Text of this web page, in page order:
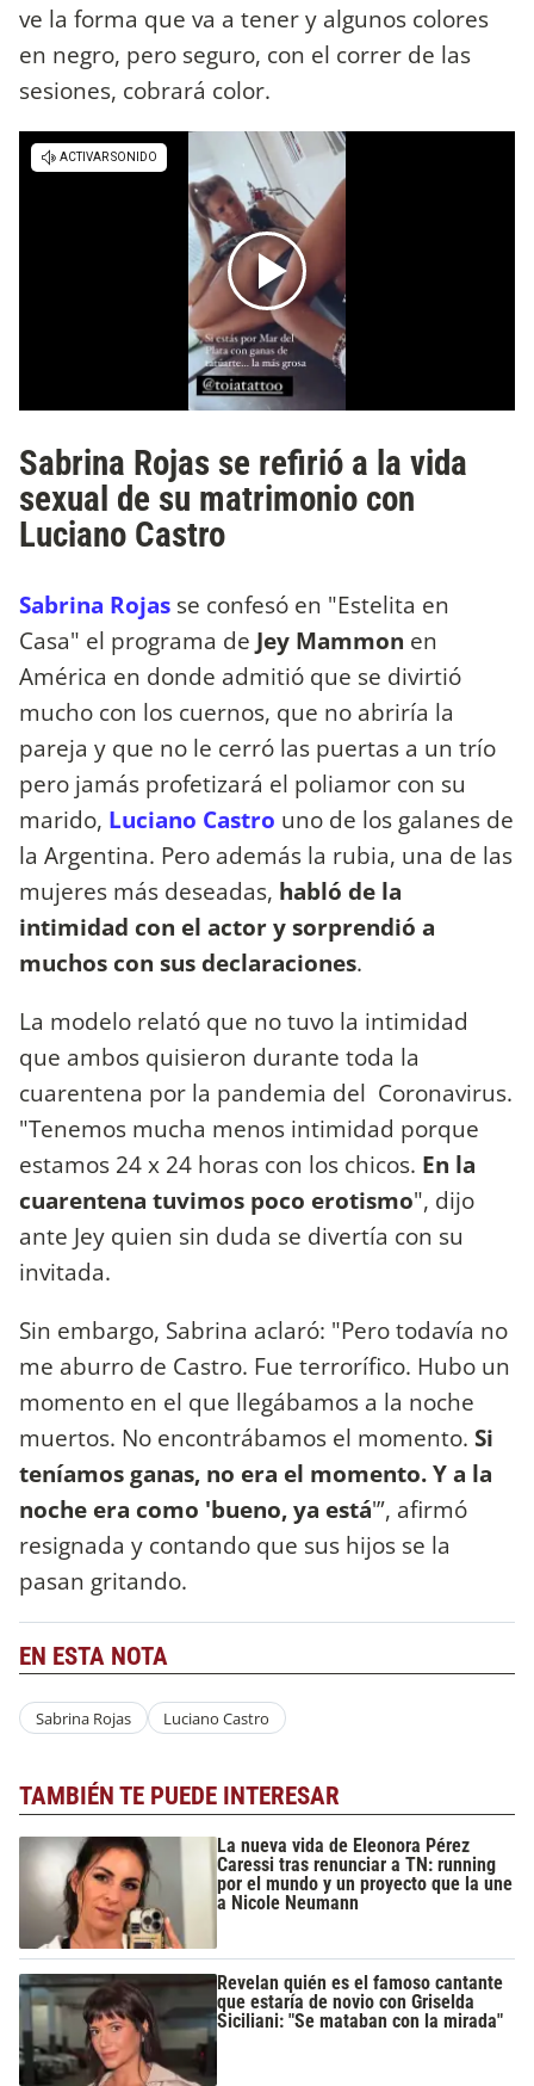
ve la forma que va a tener y algunos colores
en negro, pero seguro, con el correr de las
sesiones, cobrará color.
Sabrina Rojas se refirió a la vida
sexual de su matrimonio con
Luciano Castro
Sabrina Rojas se confesó en "Estelita en
Casa" el programa de Jey Mammon en
América en donde admitió que se divirtió
mucho con los cuernos, que no abriría la
pareja y que no le cerró las puertas a un trío
pero jamás profetizará el poliamor con su
marido, Luciano Castro uno de los galanes de
la Argentina. Pero además la rubia, una de las
mujeres más deseadas, habló de la
intimidad con el actor y sorprendió a
muchos con sus declaraciones.
La modelo relató que no tuvo la intimidad
que ambos quisieron durante toda la
cuarentena por la pandemia del Coronavirus.
"Tenemos mucha menos intimidad porque
estamos 24 x 24 horas con los chicos. En la
cuarentena tuvimos poco erotismo", dijo
ante Jey quien sin duda se divertía con su
invitada.
Sin embargo, Sabrina aclaró: "Pero todavía no
me aburro de Castro. Fue terrorífico. Hubo un
momento en el que llegábamos a la noche
muertos. No encontrábamos el momento. Si
teníamos ganas, no era el momento. Y a la
noche era como 'bueno, ya está'”, afirmó
resignada y contando que sus hijos se la
pasan gritando.
EN ESTA NOTA
Sabrina Rojas Luciano Castro
TAMBIÉN TE PUEDE INTERESAR
La nueva vida de Eleonora Pérez
Caressi tras renunciar a TN: running
por el mundo y un proyecto que la une
a Nicole Neumann
Revelan quién es el famoso cantante
que estaría de novio con Griselda
Siciliani: "Se mataban con la mirada"